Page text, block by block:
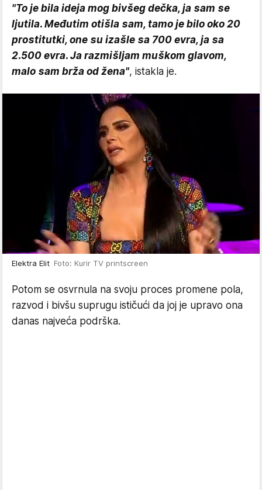
"To je bila ideja mog bivšeg dečka, ja sam se
ljutila. Međutim otišla sam, tamo je bilo oko 20
prostitutki, one su izašle sa 700 evra, ja sa
2.500 evra. Ja razmišljam muškom glavom,
malo sam brža od žena", istakla je.
Elektra Elit Foto: Kurir TV printscreen
Potom se osvrnula na svoju proces promene pola,
razvod i bivšu suprugu ističući da joj je upravo ona
danas najveća podrška.